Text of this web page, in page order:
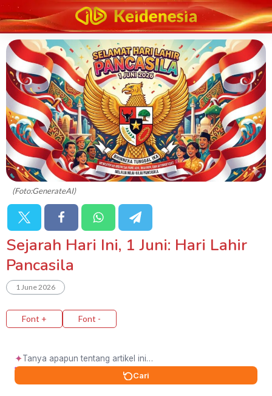
(Foto:GenerateAI)
Sejarah Hari Ini, 1 Juni: Hari Lahir
Pancasila
1 June 2026
Font + Font -
✦
Cari